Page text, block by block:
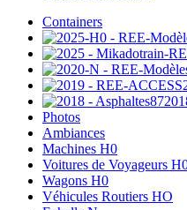
Containers
Photos
Ambiances
Machines H0
Voitures de Voyageurs
Wagons H0
Véhicules Routiers HO